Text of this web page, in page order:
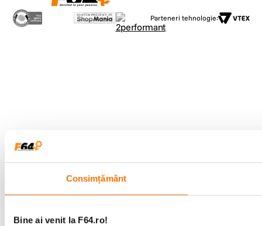
Consimțământ
Bine ai venit la F64.ro!
Parteneri tehnologie: